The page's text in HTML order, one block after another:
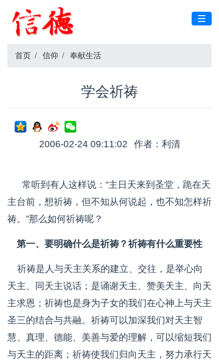
首页 信仰 奉献生活
学会祈祷
2006-02-24 09:11:02 作者：利清
常听到有人这样说：“主日天来到圣堂，跪在天
主台前，想祈祷，但不知从何说起，也不知怎样祈
祷。”那么如何祈祷呢？
第一、要明确什么是祈祷？祈祷有什么重要性
祈祷是人与天主关系的建立、交往，是举心向
天主、同天主说话；是诵谢天主、赞美天主、向天
主求恩；祈祷也是身为子女的我们在心神上与天主
圣三的结合与共融。祈祷可以加深我们对天主智
慧、真理、德能、美善与爱的理解，可以缩短我们
与天主的距离；祈祷使我们归向天主，努力承行天